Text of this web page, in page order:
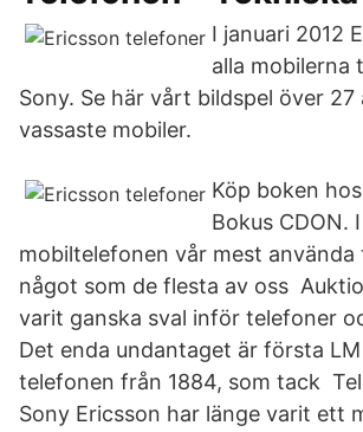
I januari 2012
alla mobilerna
Sony. Se här vårt bildspel över 27
vassaste mobiler.
Köp boken
Bokus CDON.
mobiltelefonen vår mest använda
något som de flesta av oss
varit ganska sval inför telefoner
Det enda undantaget är första
telefonen från 1884, som tack
Sony Ericsson har länge varit ett